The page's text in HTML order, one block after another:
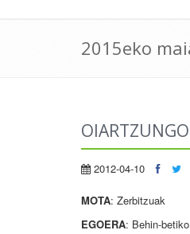
2015eko
2012-04-10
MOTA: Zerbitzuak
EGOERA: Behin-